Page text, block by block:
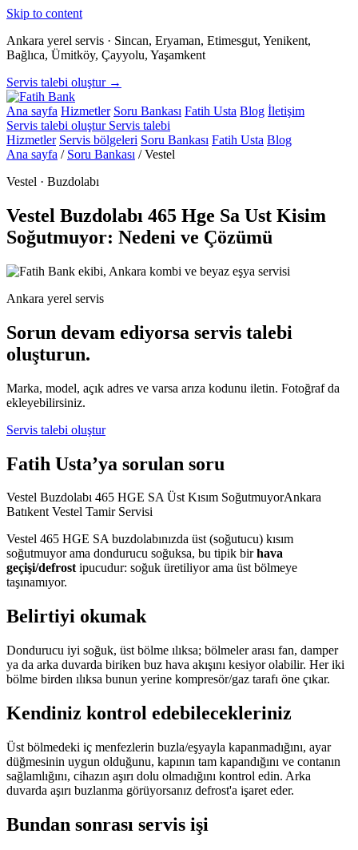
Skip to content
Ankara yerel servis · Sincan, Eryaman, Etimesgut, Yenikent,
Bağlıca, Ümitköy, Çayyolu, Yaşamkent
Servis talebi oluştur →
Ana sayfa Hizmetler Soru Bankası Fatih Usta Blog İletişim
Servis talebi oluştur Servis talebi
Hizmetler Servis bölgeleri Soru Bankası Fatih Usta Blog
Ana sayfa / Soru Bankası / Vestel
Vestel · Buzdolabı
Vestel Buzdolabı 465 Hge Sa Ust Kisim
Soğutmuyor: Nedeni ve Çözümü
Ankara yerel servis
Sorun devam ediyorsa servis talebi
oluşturun.
Marka, model, açık adres ve varsa arıza kodunu iletin. Fotoğraf da
ekleyebilirsiniz.
Servis talebi oluştur
Fatih Usta’ya sorulan soru
Vestel Buzdolabı 465 HGE SA Üst Kısım SoğutmuyorAnkara
Batıkent Vestel Tamir Servisi
Vestel 465 HGE SA buzdolabınızda üst (soğutucu) kısım
soğutmuyor ama dondurucu soğuksa, bu tipik birhava
geçişi/defrostipucudur: soğuk üretiliyor ama üst bölmeye
taşınamıyor.
Belirtiyi okumak
Dondurucu iyi soğuk, üst bölme ılıksa; bölmeler arası fan, damper
ya da arka duvarda biriken buz hava akışını kesiyor olabilir. Her iki
bölme birden ılıksa bunun yerine kompresör/gaz tarafı öne çıkar.
Kendiniz kontrol edebilecekleriniz
Üst bölmedeki iç menfezlerin buzla/eşyayla kapanmadığını, ayar
düğmesinin uygun olduğunu, kapının tam kapandığını ve contanın
sağlamlığını, cihazın aşırı dolu olmadığını kontrol edin. Arka
duvarda aşırı buzlanma görüyorsanız defrost'a işaret eder.
Bundan sonrası servis işi